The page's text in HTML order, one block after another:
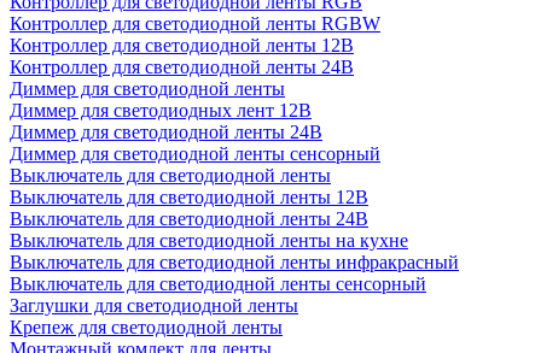
Контроллер для светодиодной ленты RGBW
Контроллер для светодиодной ленты 12В
Контроллер для светодиодной ленты 24В
Диммер для светодиодной ленты
Диммер для светодиодных лент 12В
Диммер для светодиодной ленты 24В
Диммер для светодиодной ленты сенсорный
Выключатель для светодиодной ленты
Выключатель для светодиодной ленты 12В
Выключатель для светодиодной ленты 24В
Выключатель для светодиодной ленты на кухне
Выключатель для светодиодной ленты инфракрасный
Выключатель для светодиодной ленты сенсорный
Заглушки для светодиодной ленты
Крепеж для светодиодной ленты
Монтажный комлект для ленты